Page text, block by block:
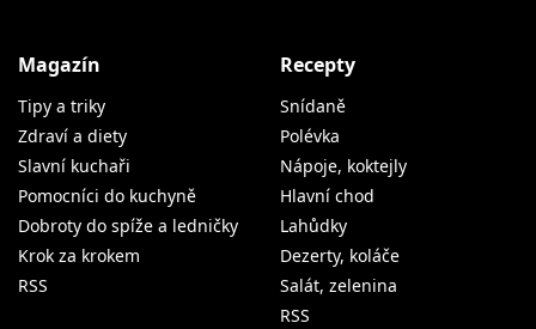
Magazín
Tipy a triky
Zdraví a diety
Slavní kuchaři
Pomocníci do kuchyně
Dobroty do spíže a ledničky
Krok za krokem
RSS
Recepty
Snídaně
Polévka
Nápoje, koktejly
Hlavní chod
Lahůdky
Dezerty, koláče
Salát, zelenina
RSS